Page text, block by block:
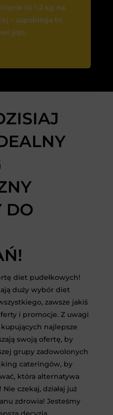
to 1-2 kg na
– zapobiega to
jojo.
DO
diet pudełkowych!
duży wybór diet
zawsze jakiś
i promocje. Z uwagi
najlepsze
swoją ofertę, by
grupy zadowolonych
cateringów, by
która alternatywa
czekaj, działaj już
zdrowia! Jesteśmy